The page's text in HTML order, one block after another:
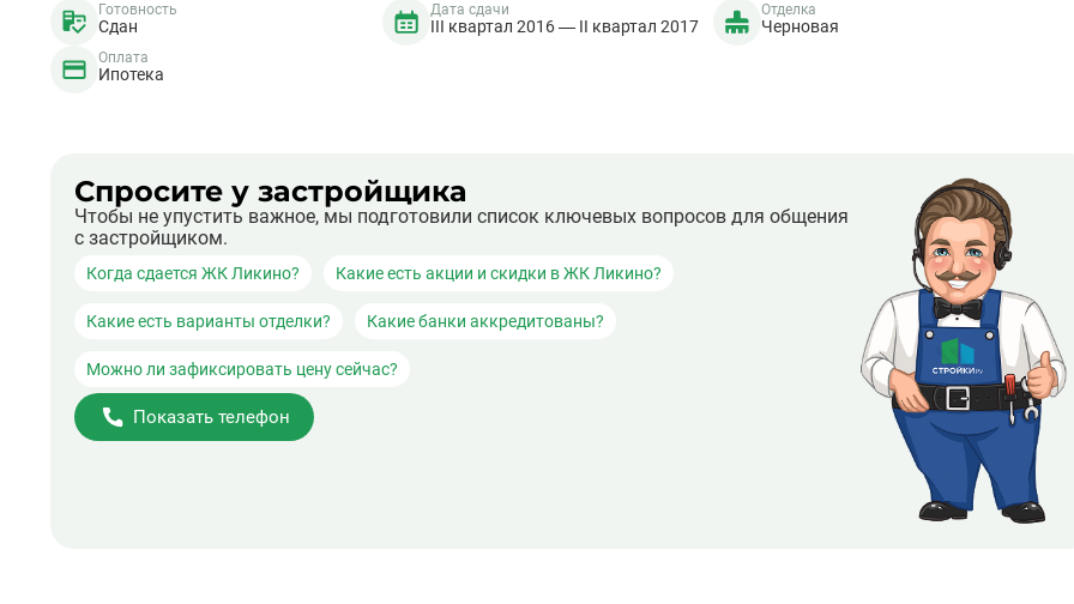
Готовность
Сдан
Дата сдачи
III квартал 2016 — II квартал 2017
Отделка
Черновая
Оплата
Ипотека
Спросите у застройщика
Чтобы не упустить важное, мы подготовили список ключевых вопросов для общения
с застройщиком.
Когда сдается ЖК Ликино? Какие есть акции и скидки в ЖК Ликино?
Какие есть варианты отделки? Какие банки аккредитованы?
Можно ли зафиксировать цену сейчас?
Показать телефон